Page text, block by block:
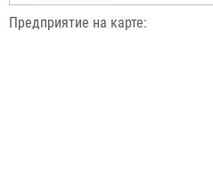
Предприятие на карте: